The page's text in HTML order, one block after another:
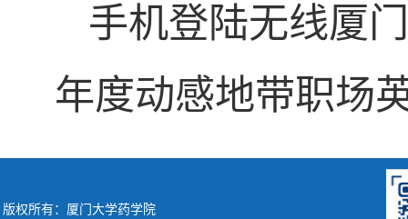
手机登陆无线厦
年度动感地带职场
版权所有：厦门大学药学院